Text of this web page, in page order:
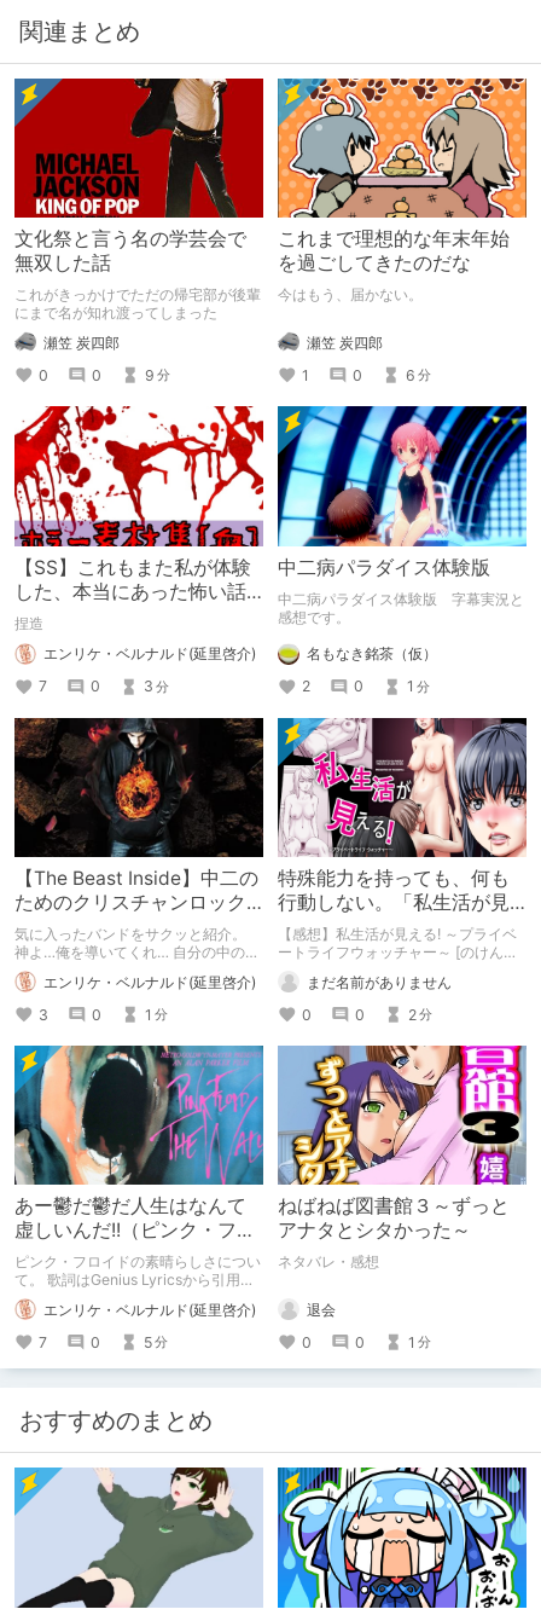
関連まとめ
文化祭と言う名の学芸会で
無双した話
これがきっかけでただの帰宅部が後輩
にまで名が知れ渡ってしまった
瀬笠 炭四郎
0
0 9 分
これまで理想的な年末年始
を過ごしてきたのだな
今はもう、届かない。
瀬笠 炭四郎
1
0 6 分
【SS】これもまた私が体験
した、本当にあった怖い話
です。
捏造
エンリケ・ベルナルド(延里啓介)
7
0 3 分
中二病パラダイス体験版
中二病パラダイス体験版 字幕実況と
感想です。
名もなき銘茶（仮）
2
0 1 分
【The Beast Inside】中二の
ためのクリスチャンロック
【3 Times Driven】
気に入ったバンドをサクッと紹介。
神よ…俺を導いてくれ… 自分の中の獣
が…制御できねえんだ……！
エンリケ・ベルナルド(延里啓介)
3
0 1 分
特殊能力を持っても、何も
行動しない。「私生活が見
える! ～プライベートライフ
ウォッチャー～」
【感想】私生活が見える! ～プライベ
ートライフウォッチャー～ [のけんや]
| DLsite 同人 - R18
まだ名前がありません
0
0 2分
あー鬱だ鬱だ人生はなんて
虚しいんだ!!（ピンク・フロ
イドのすゝめ）
ピンク・フロイドの素晴らしさについ
て。 歌詞はGenius Lyricsから引用、
動画は公式チャンネルのものを貼って
います。 ※このまとめ記事は、ドラッ
グを推奨するものではありません。
エンリケ・ベルナルド(延里啓介)
7
0 5分
ねばねば図書館３～ずっと
アナタとシタかった～
ネタバレ・感想
退会
0
0 1 分
おすすめのまとめ